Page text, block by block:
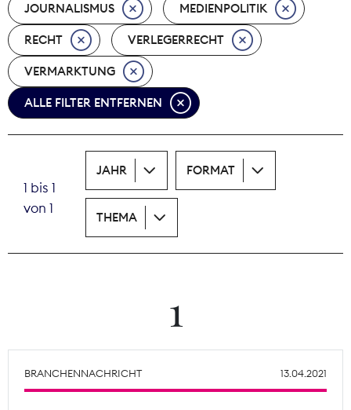
Nova Award
Pressefreiheit
Print
Theodor-Wolff-Preis
JOURNALISMUS MEDIENPOLITIK
RECHT VERLEGERRECHT
VERMARKTUNG
ALLE FILTER ENTFERNEN
1 bis 1
von 1
JAHR FORMAT
THEMA
1
BRANCHENNACHRICHT 13.04.2021